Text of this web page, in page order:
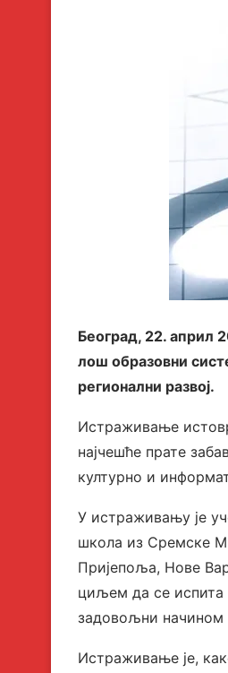
Београд, 22. април
лош образовни
регионални развој.
Истраживање
најчешће прате
културно и
У истраживању је
школа из Сремске
Пријепоља, Нове
циљем да се испита
задовољни начином
Истраживање је,